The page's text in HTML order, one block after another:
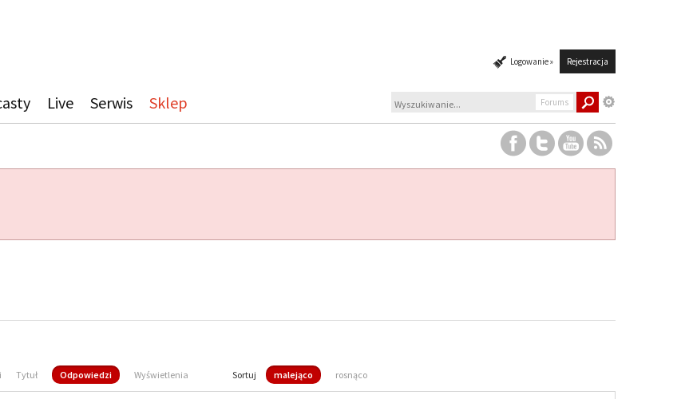
Logowanie » Rejestracja
Live Serwis Sklep Forums
Tytuł Odpowiedzi Wyświetlenia Sortuj malejąco rosnąco